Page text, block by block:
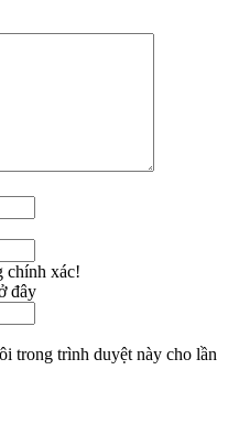
chính xác!
đây
trong trình duyệt này cho lần